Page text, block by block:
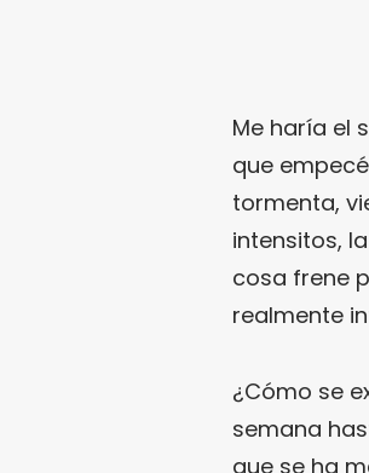
Me haría el
que
tormenta,
intensitos,
cosa frene
realmente
¿Cómo se
semana
que se ha